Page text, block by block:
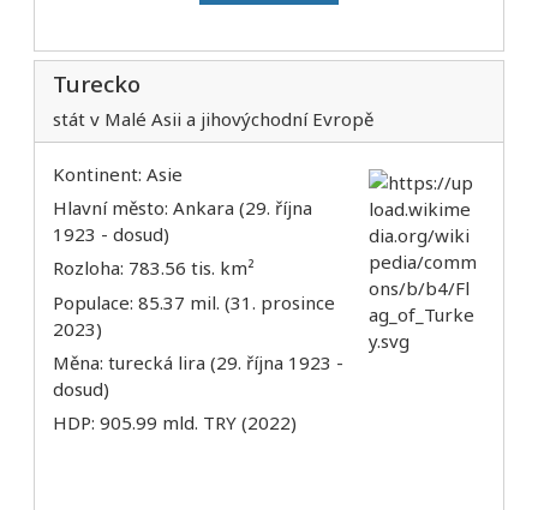
Turecko
stát v Malé Asii a jihovýchodní Evropě
Kontinent: Asie
Hlavní město: Ankara (29. října
1923 - dosud)
Rozloha: 783.56 tis. km²
Populace: 85.37 mil. (31. prosince
2023)
Měna: turecká lira (29. října 1923 -
dosud)
HDP: 905.99 mld. TRY (2022)